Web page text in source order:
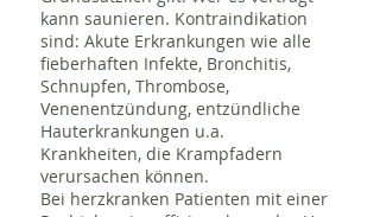
kann saunieren. Kontraindikation
sind: Akute Erkrankungen wie alle
fieberhaften Infekte, Bronchitis,
Schnupfen, Thrombose,
Venenentzündung, entzündliche
Hauterkrankungen u.a.
Krankheiten, die Krampfadern
verursachen können.
Bei herzkranken Patienten mit einer